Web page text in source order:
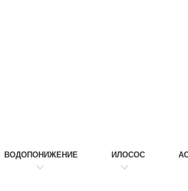
ВОДОПОНИЖЕНИЕ ИЛОСОС